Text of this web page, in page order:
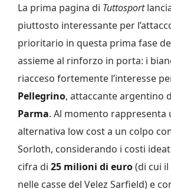
La prima pagina di Tuttosport
piuttosto interessante per
prioritario in questa prima fase
assieme al rinforzo in porta: i
riacceso fortemente l’interesse
Pellegrino, attaccante argentino
Parma. Al momento rappresenta
alternativa low cost a un colpo
Sorloth, considerando i costi
cifra di 25 milioni di euro(di cui
nelle casse del Velez Sarfield) e